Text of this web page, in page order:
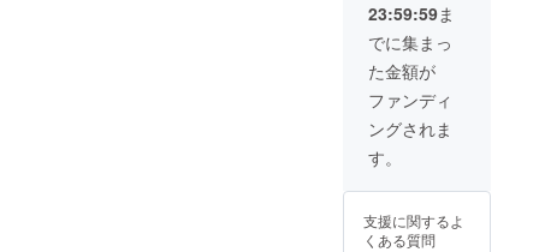
23:59:59ま
でに集まっ
た金額が
ファンディ
ングされま
す。
支援に関するよ
くある質問